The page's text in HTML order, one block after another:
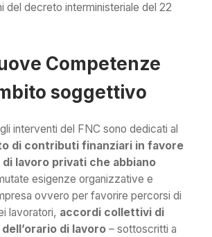
del decreto interministeriale del 22
Competenze
soggettivo
interventi del FNC sono dedicati al
di contributi finanziari in favore
lavoro privati che abbiano
esigenze organizzative e
ovvero per favorire percorsi di
lavoratori, accordi collettivi di
di lavoro – sottoscritti a